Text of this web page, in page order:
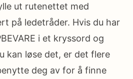
ut rutenettet med
på ledetråder. Hvis du har
i et kryssord og
kan løse det, er det flere
deg av for å finne